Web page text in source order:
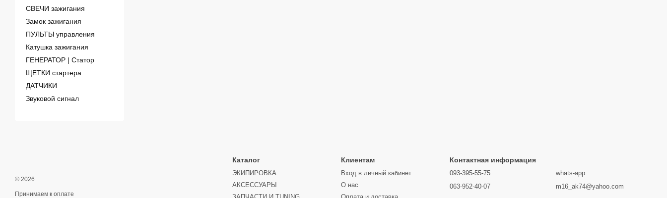
СВЕЧИ зажигания
Замок зажигания
ПУЛЬТЫ управления
Катушка зажигания
ГЕНЕРАТОР | Статор
ЩЕТКИ стартера
ДАТЧИКИ
Звуковой сигнал
© 2026
Принимаем к оплате
Каталог
ЭКИПИРОВКА
АКСЕССУАРЫ
Клиентам
Вход в личный кабинет
О нас
Контактная информация
093-395-55-75
063-952-40-07
whats-app
m16_ak74@yahoo.com